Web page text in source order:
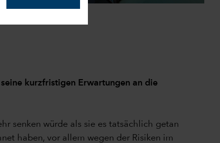
kurzfristigen Erwartungen an die
senken würde als sie es tatsächlich getan
haben, vor allem wegen der Risiken im